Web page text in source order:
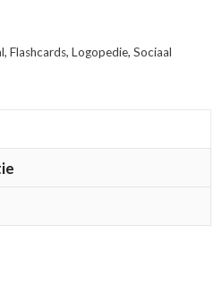
, Flashcards, Logopedie, Sociaal